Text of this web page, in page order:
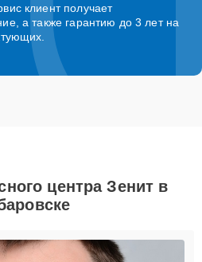
клиент получает
а также гарантию до 3 лет на
центра Зенит в